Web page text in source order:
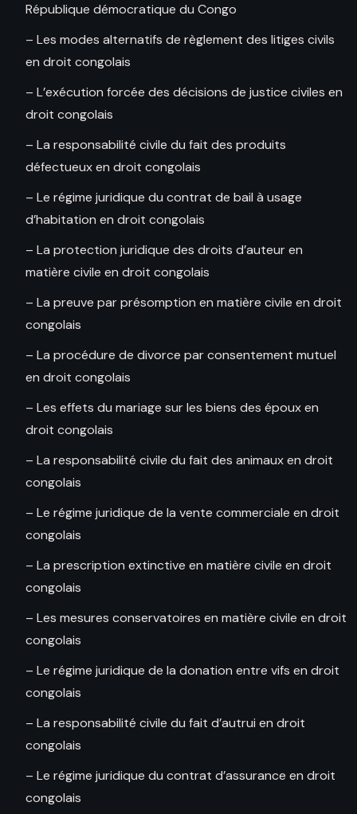
République démocratique du Congo
– Les modes alternatifs de règlement des litiges civils
en droit congolais
– L’exécution forcée des décisions de justice civiles en
droit congolais
– La responsabilité civile du fait des produits
défectueux en droit congolais
– Le régime juridique du contrat de bail à usage
d’habitation en droit congolais
– La protection juridique des droits d’auteur en
matière civile en droit congolais
– La preuve par présomption en matière civile en droit
congolais
– La procédure de divorce par consentement mutuel
en droit congolais
– Les effets du mariage sur les biens des époux en
droit congolais
– La responsabilité civile du fait des animaux en droit
congolais
– Le régime juridique de la vente commerciale en droit
congolais
– La prescription extinctive en matière civile en droit
congolais
– Les mesures conservatoires en matière civile en droit
congolais
– Le régime juridique de la donation entre vifs en droit
congolais
– La responsabilité civile du fait d’autrui en droit
congolais
– Le régime juridique du contrat d’assurance en droit
congolais